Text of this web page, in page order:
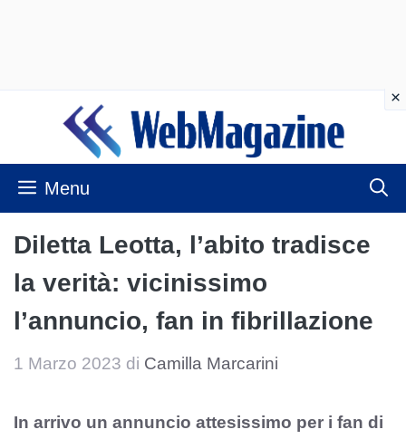
contenuto
Menu
Diletta Leotta, l’abito tradisce
la verità: vicinissimo
l’annuncio, fan in fibrillazione
1 Marzo 2023 di Camilla Marcarini
In arrivo un annuncio attesissimo per i fan di